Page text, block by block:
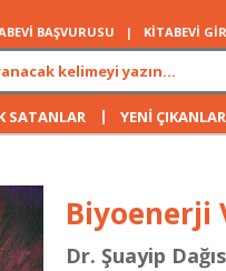
BAŞVURUSU | KİTABEVİ
SATANLAR | YENİ ÇIKANLAR
Biyoenerji
Dr. Şuayip